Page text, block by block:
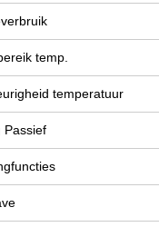
temp.
temperatuur
Passief